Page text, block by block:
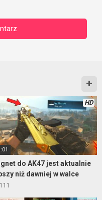
HD
do AK47 jest aktualnie
niż dawniej w walce
111